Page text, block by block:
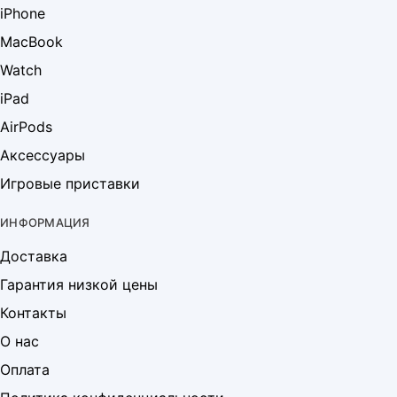
iPhone
MacBook
Watch
iPad
AirPods
Аксессуары
Игровые приставки
ИНФОРМАЦИЯ
Доставка
Гарантия низкой цены
Контакты
О нас
Оплата